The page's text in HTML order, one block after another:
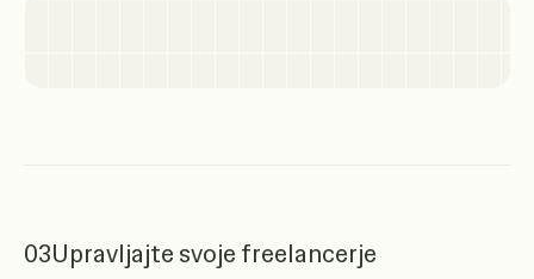
03Upravljajte svoje freelancerje